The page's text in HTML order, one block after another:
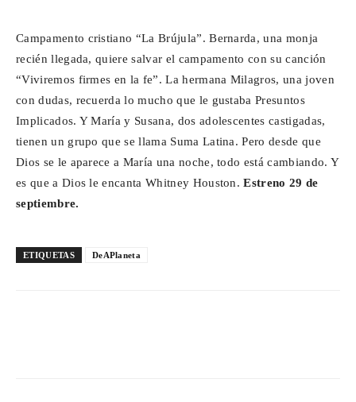
Campamento cristiano “La Brújula”. Bernarda, una monja
recién llegada, quiere salvar el campamento con su canción
“Viviremos firmes en la fe”. La hermana Milagros, una joven
con dudas, recuerda lo mucho que le gustaba Presuntos
Implicados. Y María y Susana, dos adolescentes castigadas,
tienen un grupo que se llama Suma Latina. Pero desde que
Dios se le aparece a María una noche, todo está cambiando. Y
es que a Dios le encanta Whitney Houston.Estreno 29 de
septiembre.
ETIQUETAS DeAPlaneta